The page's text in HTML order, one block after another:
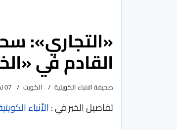
«التجاري»:
القادم في
صحيفة الانباء الكويتية الكويت 07 تموز/يوليو 2026
تفاصيل الخبر في :الأنباء